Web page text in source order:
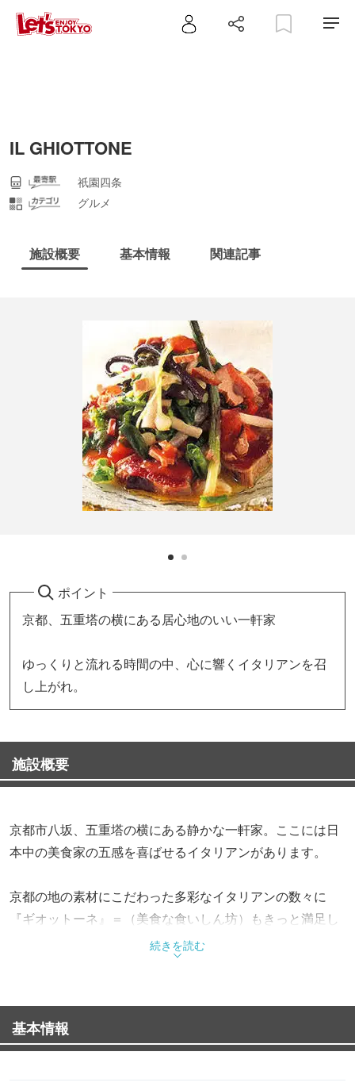
IL GHIOTTONE
祇園四条
グルメ
施設概要 基本情報 関連記事
ポイント
京都、五重塔の横にある居心地のいい一軒家
ゆっくりと流れる時間の中、心に響くイタリアンを召
し上がれ。
施設概要
京都市八坂、五重塔の横にある静かな一軒家。ここには日
本中の美食家の五感を喜ばせるイタリアンがあります。
京都の地の素材にこだわった多彩なイタリアンの数々に
『ギオットーネ』＝（美食な食いしん坊）もきっと満足し
「美味しい」時間をすごして頂くための居住性を追求いた
しました。
続きを読む
基本情報